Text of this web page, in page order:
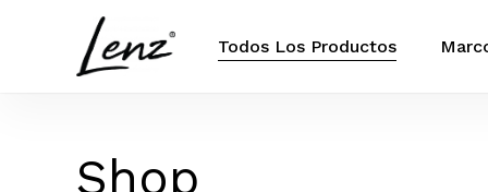
Todos Los Productos
Shop